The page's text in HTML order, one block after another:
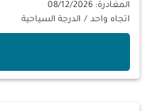
المغادرة: 08/12/2026
اتجاه واحد / الدرجة السياحية